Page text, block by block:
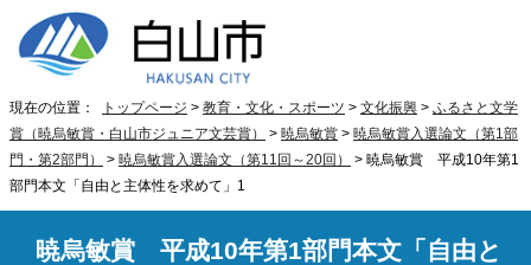
現在の位置： トップページ > 教育・文化・スポーツ > 文化振興 > ふるさと文学
賞（暁烏敏賞・白山市ジュニア文芸賞）
> 暁烏敏賞 > 暁烏敏賞入選論文（第1部
門・第2部門）
> 暁烏敏賞入選論文（第11回～20回）
> 暁烏敏賞 平成10年第1
部門本文「自由と主体性を求めて」1
暁烏敏賞 平成10年第1部門本文「自由と